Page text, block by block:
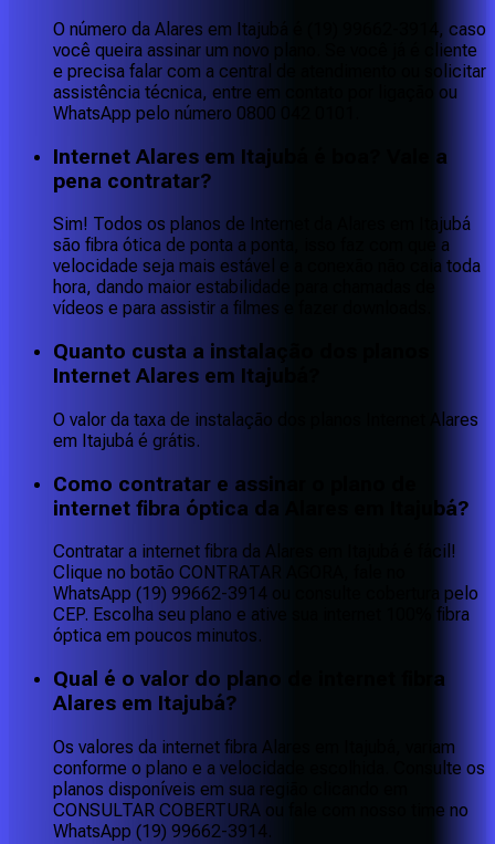
O número da Alares em Itajubá é (19) 99662-3914, caso
você queira assinar um novo plano. Se você já é cliente
e precisa falar com a central de atendimento ou solicitar
assistência técnica, entre em contato por ligação ou
WhatsApp pelo número 0800 042 0101.
Internet Alares em Itajubá é boa? Vale a
pena contratar?
Sim! Todos os planos de Internet da Alares em Itajubá
são fibra ótica de ponta a ponta, isso faz com que a
velocidade seja mais estável e a conexão não caia toda
hora, dando maior estabilidade para chamadas de
vídeos e para assistir a filmes e fazer downloads.
Quanto custa a instalação dos planos
Internet Alares em Itajubá?
O valor da taxa de instalação dos planos Internet Alares
em Itajubá é grátis.
Como contratar e assinar o plano de
internet fibra óptica da Alares em Itajubá?
Contratar a internet fibra da Alares em Itajubá é fácil!
Clique no botão CONTRATAR AGORA, fale no
WhatsApp (19) 99662-3914 ou consulte cobertura pelo
CEP. Escolha seu plano e ative sua internet 100% fibra
óptica em poucos minutos.
Qual é o valor do plano de internet fibra
Alares em Itajubá?
Os valores da internet fibra Alares em Itajubá, variam
conforme o plano e a velocidade escolhida. Consulte os
planos disponíveis em sua região clicando em
CONSULTAR COBERTURA ou fale com nosso time no
WhatsApp (19) 99662-3914.